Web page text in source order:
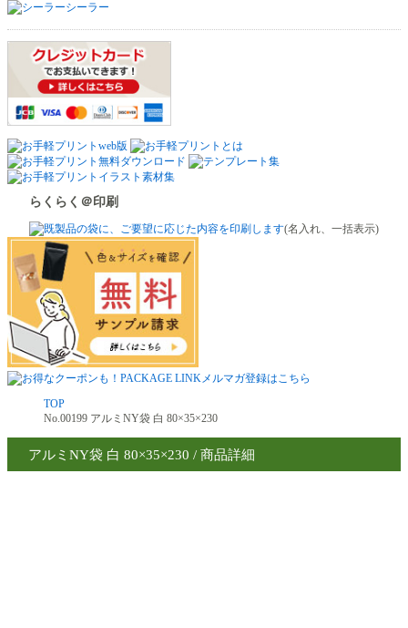
シーラー
らくらく＠印刷
(名入れ、一括表示)
TOP
No.00199 アルミNY袋 白 80×35×230
アルミNY袋 白 80×35×230 / 商品詳細